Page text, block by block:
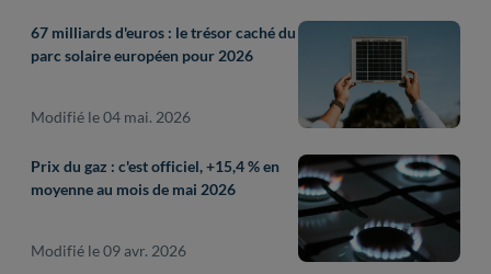
67 milliards d'euros : le trésor caché du
parc solaire européen pour 2026
Modifié le 04 mai. 2026
Prix du gaz : c'est officiel, +15,4 % en
moyenne au mois de mai 2026
Modifié le 09 avr. 2026